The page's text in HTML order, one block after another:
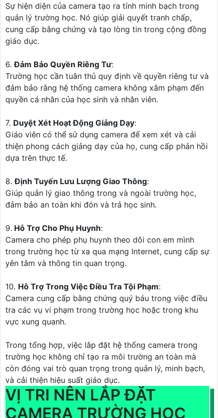
Sự hiện diện của camera tạo ra tính minh bạch trong
quản lý trường học. Nó giúp giải quyết tranh chấp,
cung cấp bằng chứng và tạo lòng tin trong cộng đồng
giáo dục.
6.Đảm Bảo Quyền Riêng Tư:
Trường học cần tuân thủ quy định về quyền riêng tư và
đảm bảo rằng hệ thống camera không xâm phạm đến
quyền cá nhân của học sinh và nhân viên.
7. Duyệt Xét Hoạt Động Giảng Dạy:
Giáo viên có thể sử dụng camera để xem xét và cải
thiện phong cách giảng dạy của họ, cung cấp phản hồi
dựa trên thực tế.
8.Định Tuyến Lưu Lượng Giao Thông:
Giúp quản lý giao thông trong và ngoài trường học,
đảm bảo an toàn khi đón và trả học sinh.
9. Hỗ Trợ Cho Phụ Huynh:
Camera cho phép phụ huynh theo dõi con em mình
trong trường học từ xa qua mạng Internet, cung cấp sự
yên tâm và thông tin quan trọng.
10. Hỗ Trợ Trong Việc Điều Tra Tội Phạm:
Camera cung cấp bằng chứng quý báu trong việc điều
tra các vụ vi phạm trong trường học hoặc trong khu
vực xung quanh.
Trong tổng hợp, việc lắp đặt hệ thống camera trong
trường học không chỉ tạo ra môi trường an toàn mà
còn đóng vai trò quan trọng trong quản lý, minh bạch,
và cải thiện hiệu suất giáo dục.
VỊ TRI NÊN LẮP ĐẶT
CAMERA TRƯỜNG HỌC